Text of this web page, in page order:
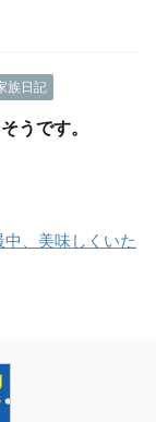
族日記
うです。
、美味しくいた